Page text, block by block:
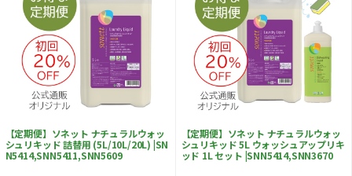
【定期便】ソネット ナチュラルウォッ
シュリキッド 詰替用 (5L/10L/20L) |SN
N5414,SNN5411,SNN5609
【定期便】ソネット ナチュラルウォッ
シュリキッド 5L ウォッシュアップリキ
ッド 1L セット |SNN5414,SNN3670